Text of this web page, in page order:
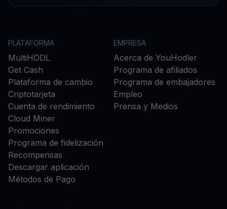
PLATAFORMA
MultiHODL
Get Cash
Plataforma de cambio
Criptotarjeta
Cuenta de rendimiento
Cloud Miner
Promociones
Programa de fidelización
Recompensas
Descargar aplicación
Métodos de Pago
EMPRESA
Acerca de YouHodler
Programa de afiliados
Programa de embajadores
Empleo
Prensa y Medios